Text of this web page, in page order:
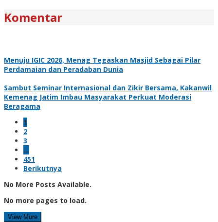
Komentar
Menuju IGIC 2026, Menag Tegaskan Masjid Sebagai Pilar
Perdamaian dan Peradaban Dunia
Sambut Seminar Internasional dan Zikir Bersama, Kakanwil
Kemenag Jatim Imbau Masyarakat Perkuat Moderasi
Beragama
1
2
3
…
451
Berikutnya
No More Posts Available.
No more pages to load.
View More